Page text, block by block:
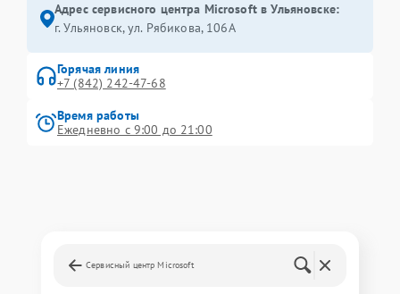
Адрес сервисного центра Microsoft в Ульяновске:
г. Ульяновск, ул. Рябикова, 106А
Горячая линия
+7 (842) 242-47-68
Время работы
Ежедневно с 9:00 до 21:00
Сервисный центр Microsoft